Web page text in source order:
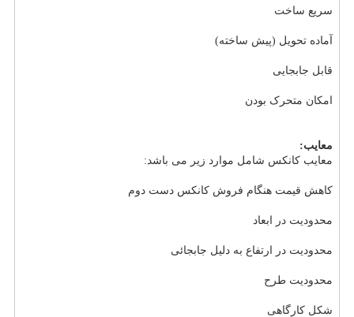
سریع ساخت
آماده تحویل (پیش ساخته)
قابل جابجایی
امکان متحرک بودن
معایب:
معایب کانکس شامل موارد زیر می باشد:
کاهش قیمت هنگام فروش کانکس دست دوم
محدودیت در ابعاد
محدودیت در ارتفاع به دلیل جابجائی
محدودیت طرح
شکل کارگاهی